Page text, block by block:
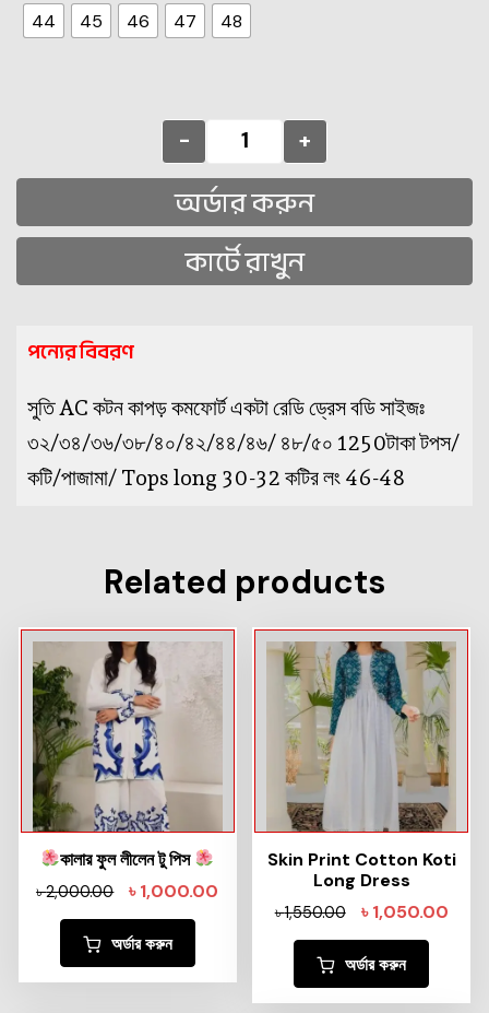
44 45 46 47 48
- +
অর্ডার করুন
কার্টে রাখুন
পন্যের বিবরণ
সুতি AC কটন কাপড় কমফোর্ট একটা রেডি ড্রেস বডি সাইজঃ
৩২/৩৪/৩৬/৩৮/৪০/৪২/৪৪/৪৬/ ৪৮/৫০ 1250টাকা টপস/
কটি/পাজামা/ Tops long 30-32 কটির লং 46-48
Related products
কালার ফুল লীলেন টু পিস
৳2,000.00 ৳1,000.00
অর্ডার করুন
Skin Print Cotton Koti
Long Dress
৳1,550.00 ৳1,050.00
অর্ডার করুন